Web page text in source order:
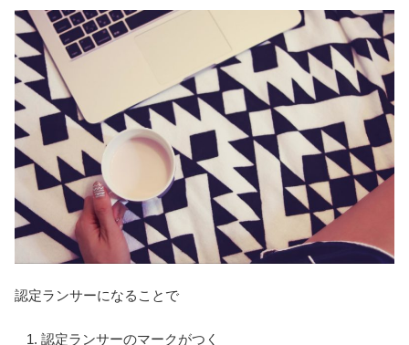
認定ランサーになることで
認定ランサーのマークがつく